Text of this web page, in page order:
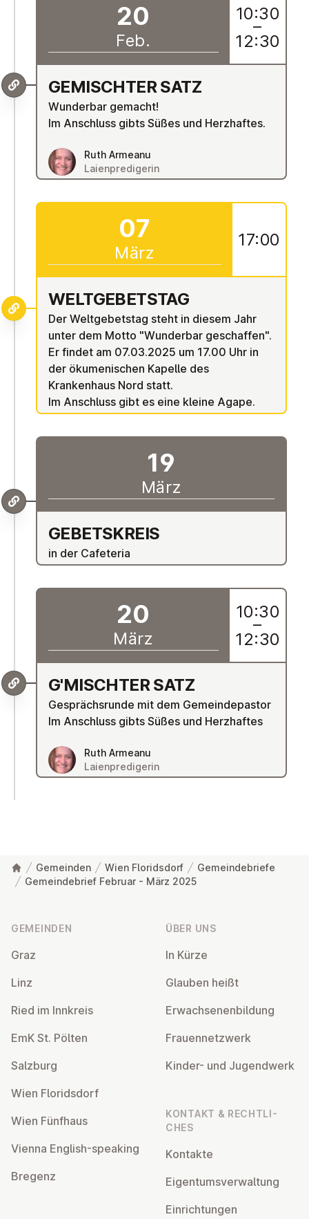
GE­MISCH­TER SATZ
Wunderbar gemacht!
Im Anschluss gibts Süßes und Herzhaftes.
Ruth Armeanu
Laienpredigerin
20
Feb.
10:30
–
12:30
WELT­GE­BETS­TAG
Der Weltgebetstag steht in diesem Jahr
unter dem Motto "Wunderbar geschaffen".
Er findet am 07.03.2025 um 17.00 Uhr in
der ökumenischen Kapelle des
Krankenhaus Nord statt.
Im Anschluss gibt es eine kleine Agape.
07
März
17:00
GE­BETS­KREIS
in der Cafeteria
19
März
G'­MISCH­TER SATZ
Gesprächsrunde mit dem Gemeindepastor
Im Anschluss gibts Süßes und Herzhaftes
Ruth Armeanu
Laienpredigerin
20
März
10:30
–
12:30
Gemeinden Wien Floridsdorf
Gemeindebriefe
Gemeindebrief Februar - März 2025
GEMEINDEN
Graz
Linz
Ried im Innkreis
EmK St. Pölten
Salzburg
Wien Flo­rids­dorf
Wien Fünfhaus
Vienna English-speaking
Bregenz
ÜBER UNS
In Kürze
Glauben heißt
Er­wach­se­nen­bil­dung
Frau­en­netz­werk
Kinder- und Ju­gend­werk
KONTAKT & RECHT­LI­
CHES
Kontakte
Ei­gen­tums­ver­wal­tung
Ein­rich­tun­gen